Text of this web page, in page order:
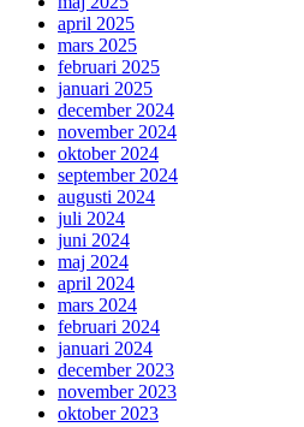
april 2025
mars 2025
februari 2025
januari 2025
december 2024
november 2024
oktober 2024
september 2024
augusti 2024
juli 2024
juni 2024
maj 2024
april 2024
mars 2024
februari 2024
januari 2024
december 2023
november 2023
oktober 2023